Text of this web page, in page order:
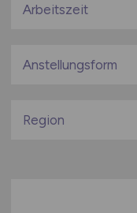
Home-Office
Remote aus
Arbeitszeit
Teilzeit
Anstellungsform
befristete
Region